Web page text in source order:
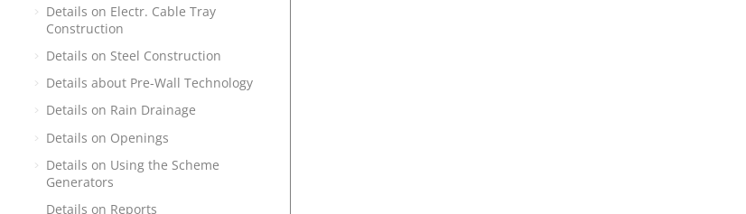
Details on Electr. Cable Tray
Construction
Details on Steel Construction
Details about Pre-Wall Technology
Details on Rain Drainage
Details on Openings
Details on Using the Scheme
Generators
Details on Reports